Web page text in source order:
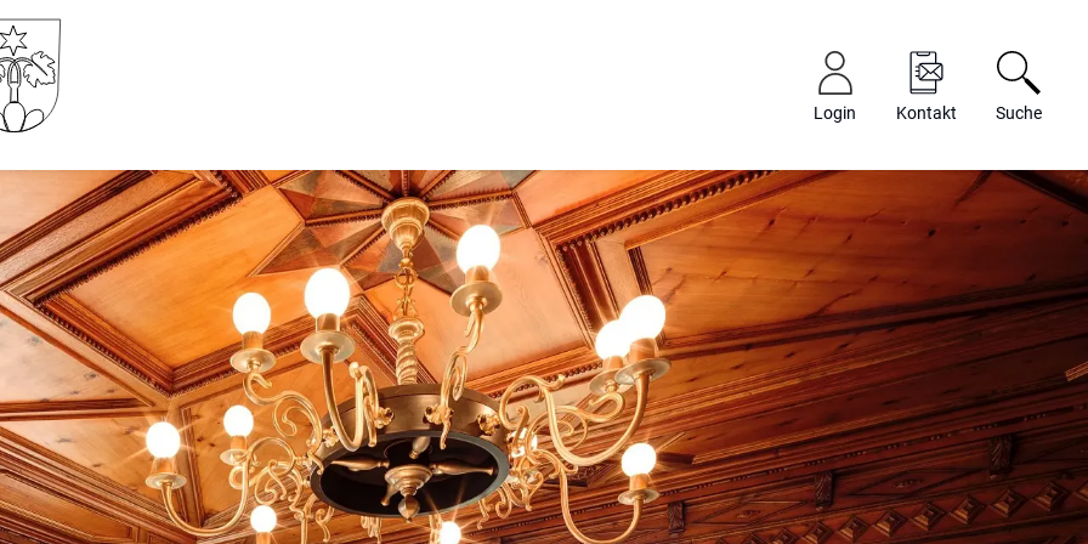
Gemeinde Wartau
Login Kontakt Suche